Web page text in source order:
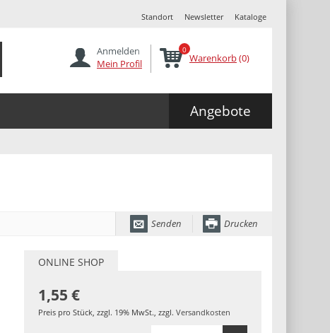
Standort Newsletter Kataloge
Anmelden
Mein Profil
Warenkorb(0)
0
Angebote
Senden Drucken
ONLINE SHOP
1,55 €
Preis pro Stück, zzgl. 19% MwSt., zzgl. Versandkosten